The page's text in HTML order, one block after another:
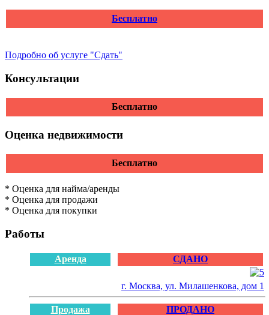
Бесплатно
Подробно об услуге "Сдать"
Консультации
Бесплатно
Оценка недвижимости
Бесплатно
* Оценка для найма/аренды
* Оценка для продажи
* Оценка для покупки
Работы
Аренда СДАНО
г. Москва, ул. Милашенкова, дом 1
Продажа ПРОДАНО